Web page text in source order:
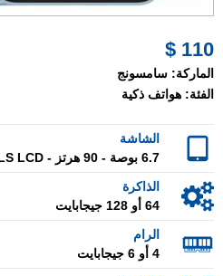
110 $
الماركة: سامسونج
الفئة: هواتف ذكية
الشاشة
6.7 بوصة - 90 هرتز - PLS LCD
الذاكرة
64 أو 128 جيجابايت
الرام
4 أو 6 جيجابايت